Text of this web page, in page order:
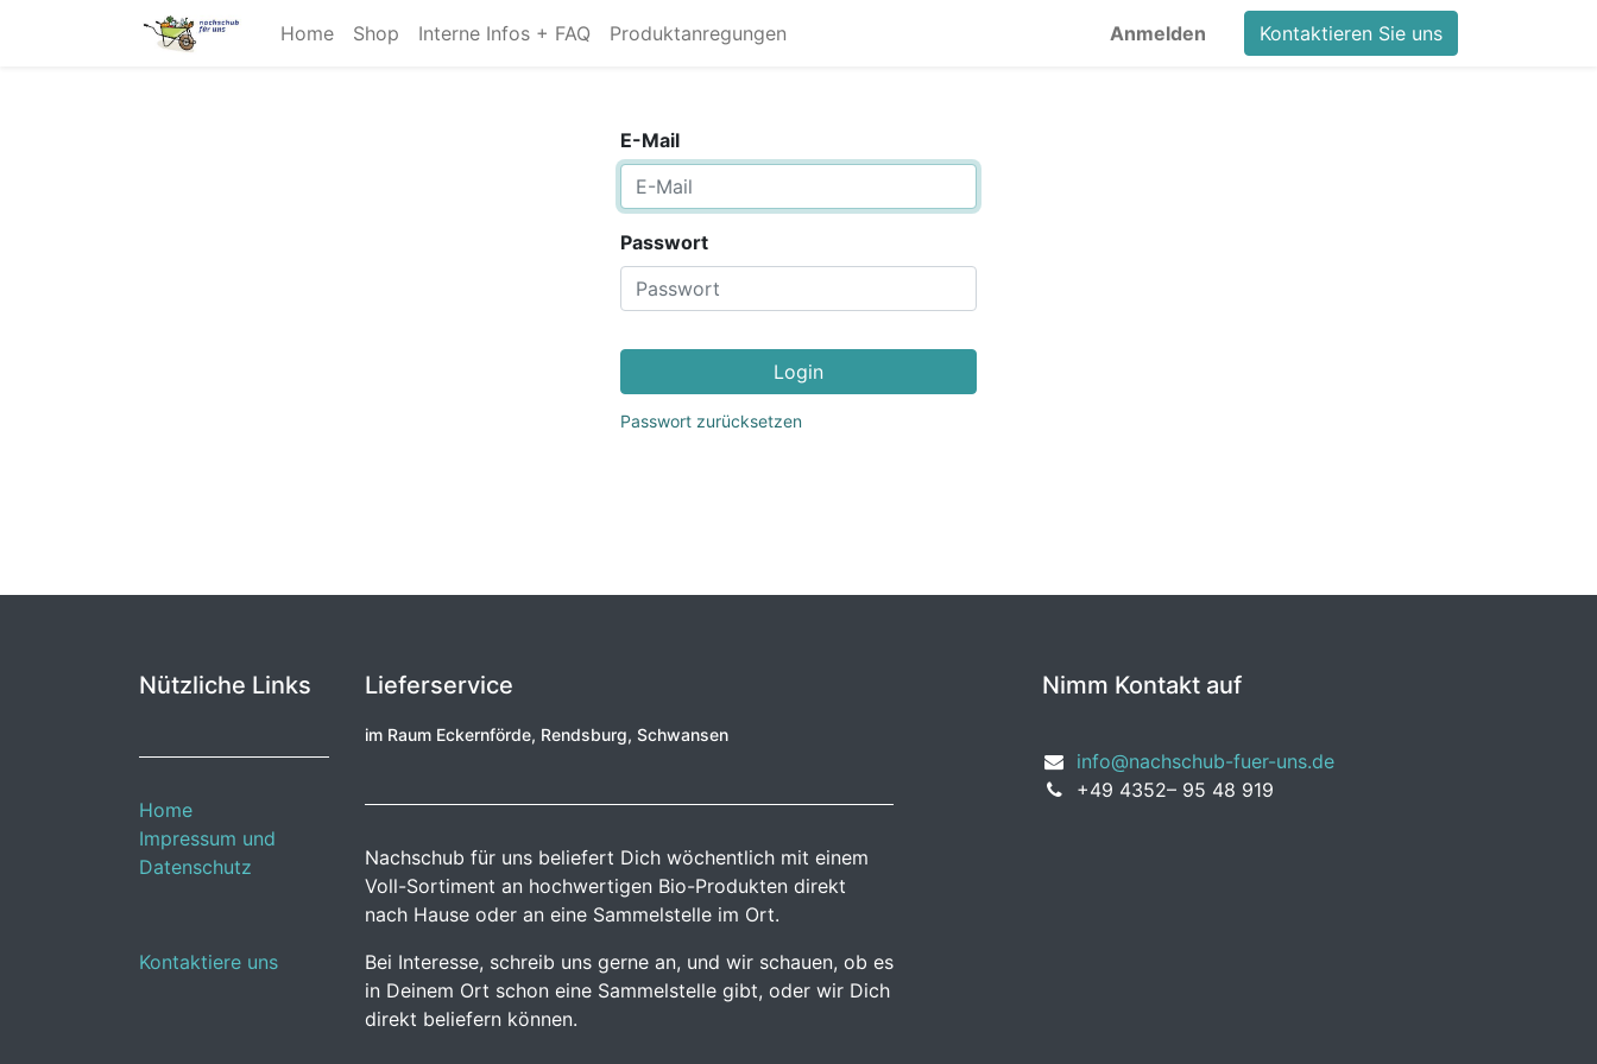
Home Shop Interne Infos + FAQ Produktanregungen Anmelden Kontaktieren Sie uns
E-Mail
Passwort
Login
Passwort zurücksetzen
Nützliche Links
Home
Impressum und
Datenschutz
Kontaktiere uns
Lieferservice
im Raum Eckernförde, Rendsburg, Schwansen
Nachschub für uns beliefert Dich wöchentlich mit einem
Voll-Sortiment an hochwertigen Bio-Produkten direkt
nach Hause oder an eine Sammelstelle im Ort.
Bei Interesse, schreib uns gerne an, und wir schauen, ob es
in Deinem Ort schon eine Sammelstelle gibt, oder wir Dich
direkt beliefern können.
Nimm Kontakt auf
info@nachschub-fuer-uns.de
+49 4352– 95 48 919